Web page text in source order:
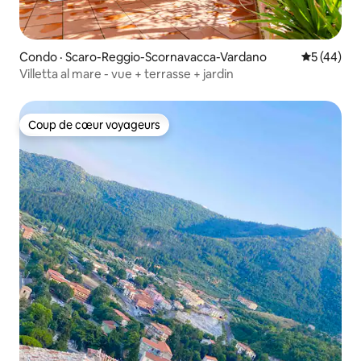
Condo · Scaro-Reggio-Scornavacca-Vardano Note
5 (44)
Villetta al mare - vue + terrasse + jardin
Coup de cœur voyageurs
Coup de cœur voyageurs